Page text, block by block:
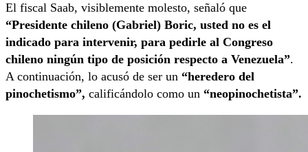
El fiscal Saab, visiblemente molesto, señaló que
“Presidente chileno (Gabriel) Boric, usted no es el
indicado para intervenir, para pedirle al Congreso
chileno ningún tipo de posición respecto a Venezuela”.
A continuación, lo acusó de ser un “heredero del
pinochetismo”, calificándolo como un “neopinochetista”.